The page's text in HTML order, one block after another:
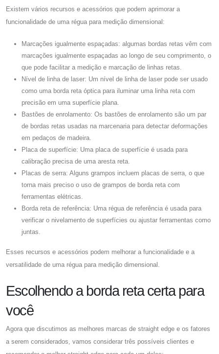
Existem vários recursos e acessórios que podem aprimorar a
funcionalidade de uma régua para medição dimensional:
Marcações igualmente espaçadas: algumas bordas retas vêm com
marcações igualmente espaçadas ao longo de seu comprimento, o
que pode facilitar a medição e marcação de linhas retas.
Nível de linha de laser: Um nível de linha de laser pode ser usado
como uma borda reta óptica para iluminar uma linha reta com
precisão em uma superfície plana.
Bastões de enrolamento: Os bastões de enrolamento são um par
de bordas retas usadas na marcenaria para detectar deformações
em pedaços de madeira.
Placa de superfície: Uma placa de superfície é usada para
calibração precisa de uma aresta reta.
Placas de serra: Alguns grampos incluem placas de serra, o que
torna mais preciso o uso de grampos de borda reta com
ferramentas elétricas.
Borda reta de referência: Uma régua de referência é usada para
verificar o nivelamento de superfícies ou ajustar ferramentas como
juntas.
Esses recursos e acessórios podem melhorar a funcionalidade e a
versatilidade de uma régua para medição dimensional.
Escolhendo a borda reta certa para
você
Agora que discutimos as melhores marcas de straight edge e os fatores
a serem considerados, vamos considerar três possíveis clientes e